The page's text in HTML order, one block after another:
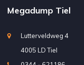
Megadump Tiel
Lutterveldweg 4
4005 LD Tiel